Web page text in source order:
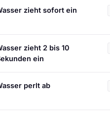
zieht sofort ein
zieht 2 bis 10
ein
perlt ab